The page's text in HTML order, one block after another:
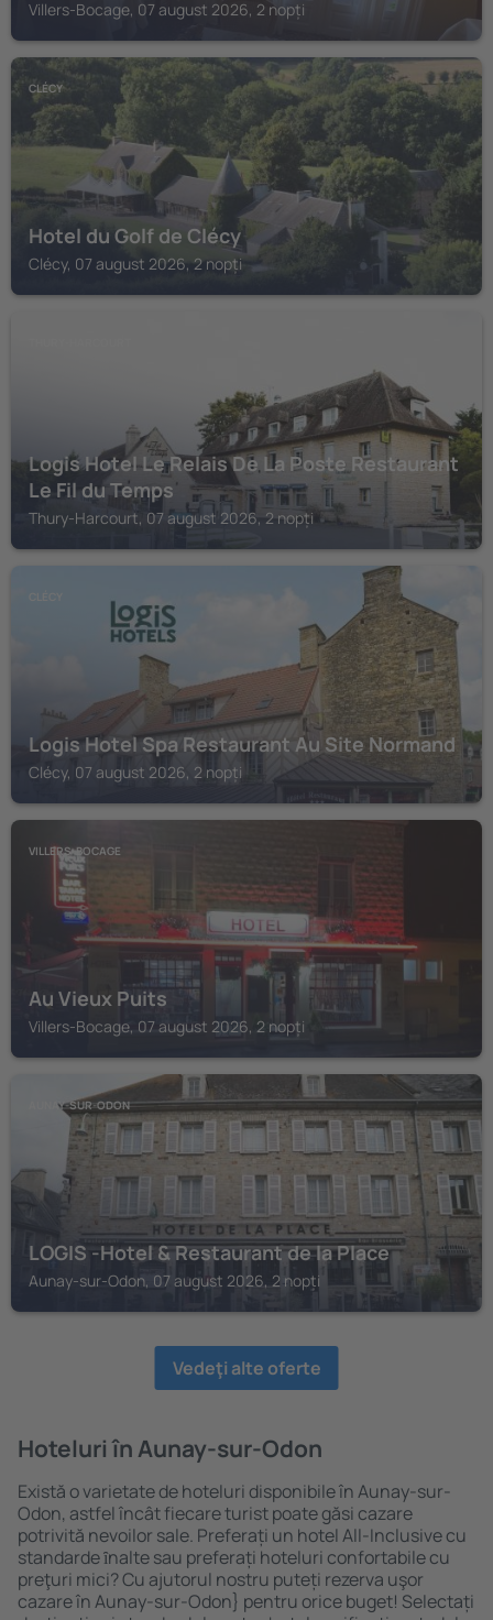
Villers-Bocage, 07 august 2026, 2 nopți
CLÉCY
Hotel du Golf de Clécy
Clécy, 07 august 2026, 2 nopți
Logis Hotel Le Relais De La Poste Restaurant
Le Fil du Temps
Thury-Harcourt, 07 august 2026, 2 nopți
Logis Hotel Spa Restaurant Au Site Normand
Clécy, 07 august 2026, 2 nopți
VILLERS-BOCAGE
Au Vieux Puits
Villers-Bocage, 07 august 2026, 2 nopți
AUNAY-SUR-ODON
LOGIS -Hotel & Restaurant de la Place
Aunay-sur-Odon, 07 august 2026, 2 nopți
Vedeţi alte oferte
Hoteluri în Aunay-sur-Odon
Există o varietate de hoteluri disponibile în Aunay-sur-
Odon, astfel încât fiecare turist poate găsi cazare
potrivită nevoilor sale. Preferați un hotel All-Inclusive cu
standarde ȋnalte sau preferați hoteluri confortabile cu
preţuri mici? Cu ajutorul nostru puteți rezerva uşor
cazare în Aunay-sur-Odon} pentru orice buget! Selectați